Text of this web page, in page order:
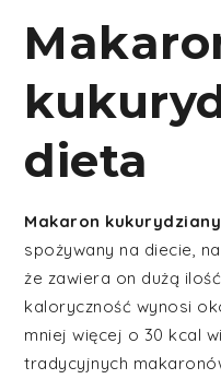
dieta
Makaron kukurydziany
spożywany na diecie,
że zawiera on dużą
kaloryczność wynosi
mniej więcej o 30 kcal
tradycyjnych